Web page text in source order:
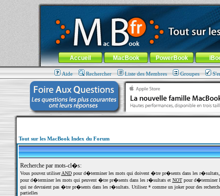
MacBook-fr.com : 100% Apple... 100% nomade !
Aller au contenu-Aller au menu général-Aller au menu de
Menu général
Accueil MacBook PowerBook
Aide Rechercher Liste des Membres Groupes
Tout sur les MacBook Index du Forum
Recherche par mots-cl�s:
Vous pouvez utiliserANDpour d�terminer les mots qui doivent �tre pr�sents dans les
pour d�terminer les mots qui peuvent �tre pr�sents dans les r�sultats et NOTpour d�terminer
qui ne devraient pas �tre pr�sents dans les r�sultats. Utilisez * comme un joker pour des
partielles